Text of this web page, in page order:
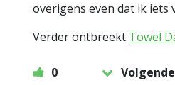
overigens even dat ik iets
Verder ontbreekt Towel
0